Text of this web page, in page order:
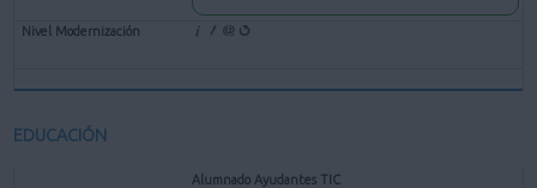
EDUCACIÓN
Alumnado Ayudantes TIC